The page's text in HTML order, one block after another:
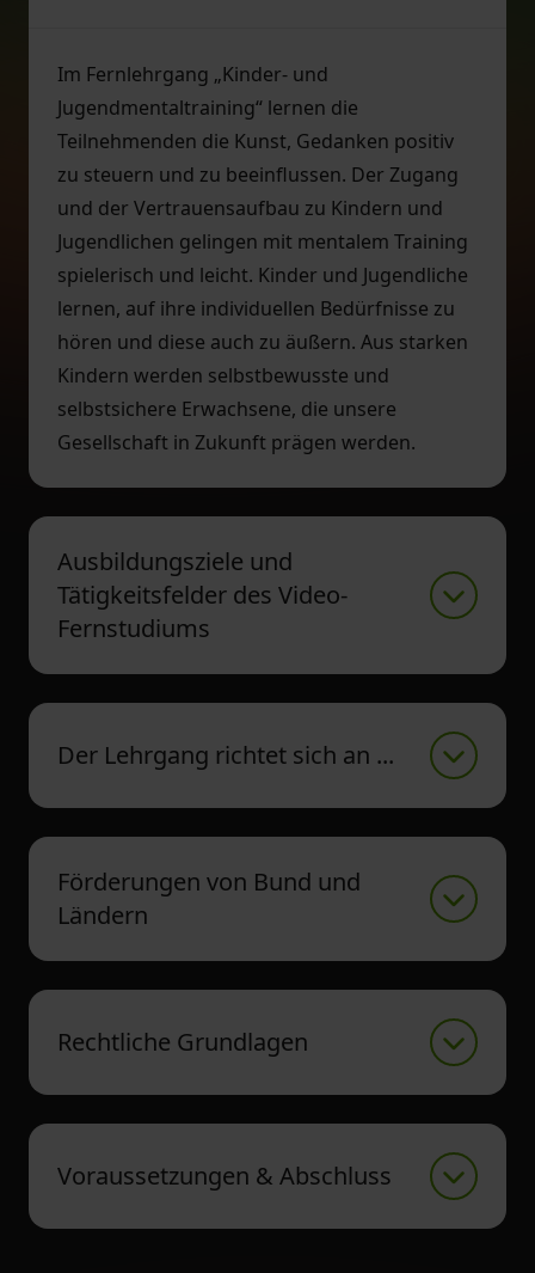
Im Fernlehrgang „Kinder- und
Jugendmentaltraining“ lernen die
Teilnehmenden die Kunst, Gedanken positiv
zu steuern und zu beeinflussen. Der Zugang
und der Vertrauensaufbau zu Kindern und
Jugendlichen gelingen mit mentalem Training
spielerisch und leicht. Kinder und Jugendliche
lernen, auf ihre individuellen Bedürfnisse zu
hören und diese auch zu äußern. Aus starken
Kindern werden selbstbewusste und
selbstsichere Erwachsene, die unsere
Gesellschaft in Zukunft prägen werden.
Ausbildungsziele und
Tätigkeitsfelder des Video-
Fernstudiums
Der Lehrgang richtet sich an ...
Förderungen von Bund und
Ländern
Rechtliche Grundlagen
Voraussetzungen & Abschluss